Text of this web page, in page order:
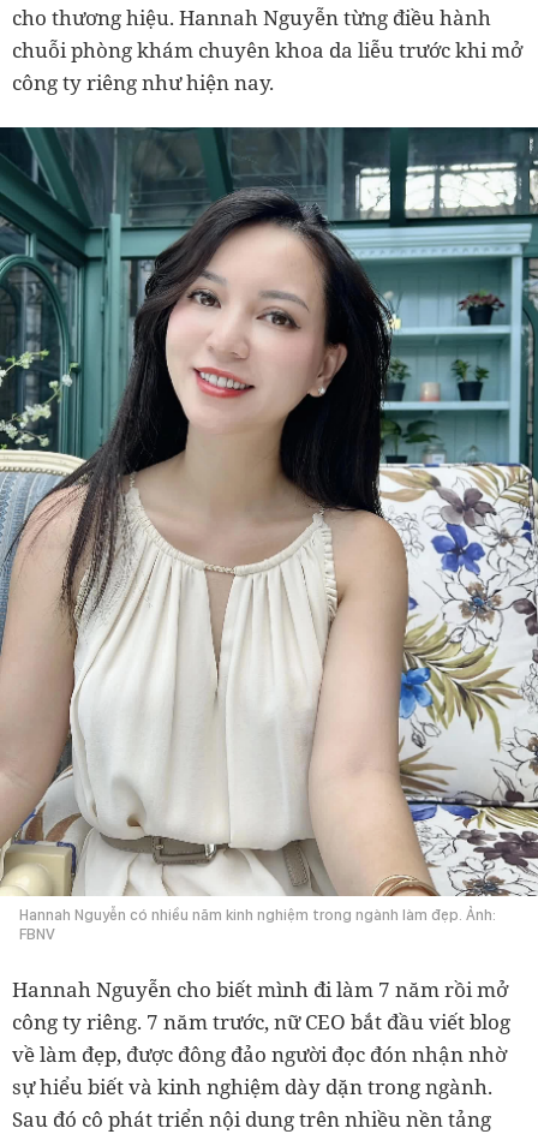
cho thương hiệu. Hannah Nguyễn từng điều hành
chuỗi phòng khám chuyên khoa da liễu trước khi mở
Hannah Nguyễn có nhiều năm kinh nghiệm trong ngành làm đẹp. Ảnh:
FBNV
công ty riêng. 7 năm trước, nữ CEO bắt đầu viết blog
về làm đẹp, được đông đảo người đọc đón nhận nhờ
sự hiểu biết và kinh nghiệm dày dặn trong ngành.
Sau đó cô phát triển nội dung trên nhiều nền tảng